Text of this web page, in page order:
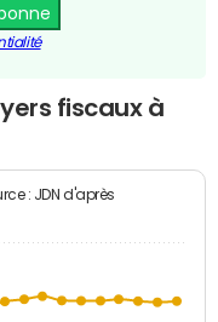
fiscaux à
: JDN d'après